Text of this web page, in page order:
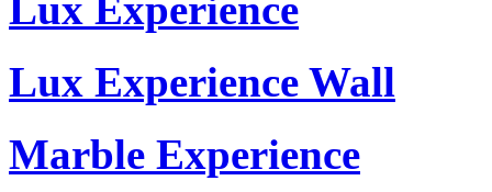
Lux Experience Wall
Marble Experience